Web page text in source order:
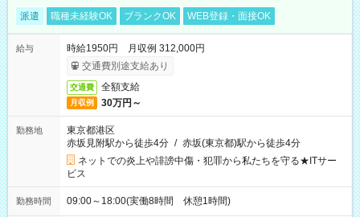
派遣 職種未経験OK ブランクOK WEB登録・面接OK
給与
時給1950円 月収例 312,000円
交通費別途支給あり
交通費 全額支給
月収例 30万円～
勤務地
東京都港区
赤坂見附駅から徒歩4分 / 赤坂(東京都)駅から徒歩4分
ネットでの炎上や誹謗中傷・犯罪から私たちを守る★ITサー
ビス
勤務時間 09:00～18:00(実働8時間 休憩1時間)